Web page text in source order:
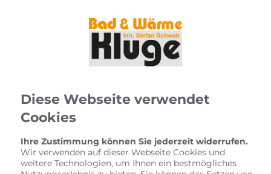
Diese Webseite verwendet
Cookies
Ihre Zustimmung können Sie jederzeit widerrufen.
Wir verwenden auf dieser Webseite Cookies und
weitere Technologien, um Ihnen ein bestmögliches